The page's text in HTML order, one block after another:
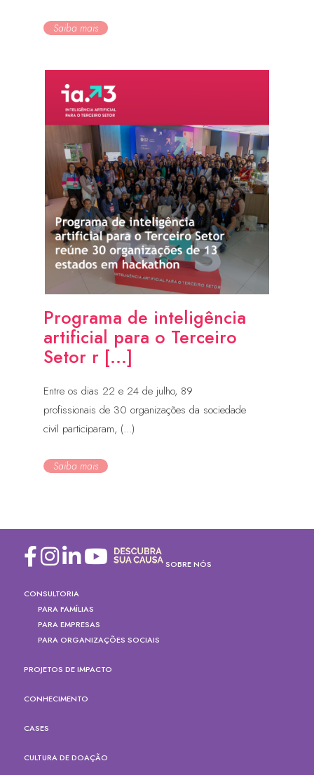
Saiba mais
Programa de inteligência
artificial para o Terceiro
Setor r [...]
Entre os dias 22 e 24 de julho, 89
profissionais de 30 organizações da sociedade
civil participaram, (...)
Saiba mais
SOBRE NÓS
CONSULTORIA
PARA FAMÍLIAS
PARA EMPRESAS
PARA ORGANIZAÇÕES SOCIAIS
PROJETOS DE IMPACTO
CONHECIMENTO
CASES
CULTURA DE DOAÇÃO